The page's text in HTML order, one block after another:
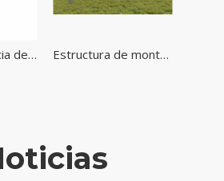
La protuberancia de encargo de la aleación de aluminio perfila el carril para el sistema de montaje de la energía solar Estructura de montaje en tierra solar Sistema de panel solar vertical